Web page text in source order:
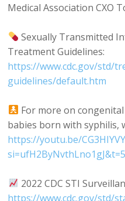
Medical Association CXO
Sexually Transmitted
Treatment Guidelines:
https://www.cdc.gov/std/
guidelines/default.htm
For more on
babies born with syphilis,
https://youtu.be/
2022 CDC STI
https://www.cdc.gov/std/